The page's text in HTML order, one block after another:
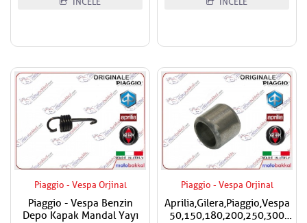
Piaggio - Vespa Orjinal
Piaggio - Vespa Benzin
Depo Kapak Mandal Yayı
Piaggio - Vespa Orjinal
Aprilia,Gilera,Piaggio,Vespa
50,150,180,200,250,300